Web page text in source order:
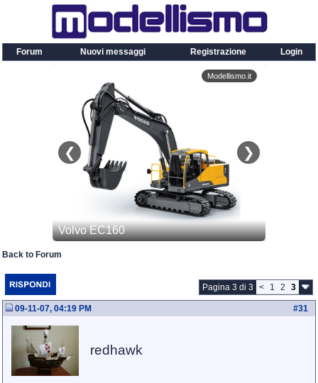
Forum Nuovi messaggi Registrazione Login
Back to Forum
Pagina 3 di 3 < 1 2 3
#31
09-11-07, 04:19 PM
redhawk